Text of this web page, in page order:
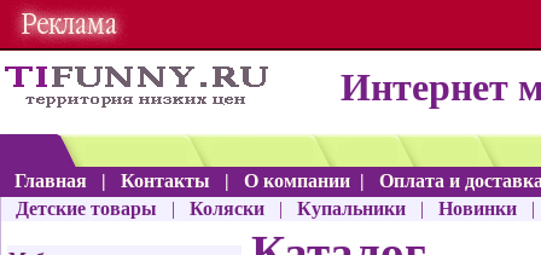
Интернет
Главная | Контакты | О компании |
Оплата и
Детские товары
| Коляски | Купальники | Новинки